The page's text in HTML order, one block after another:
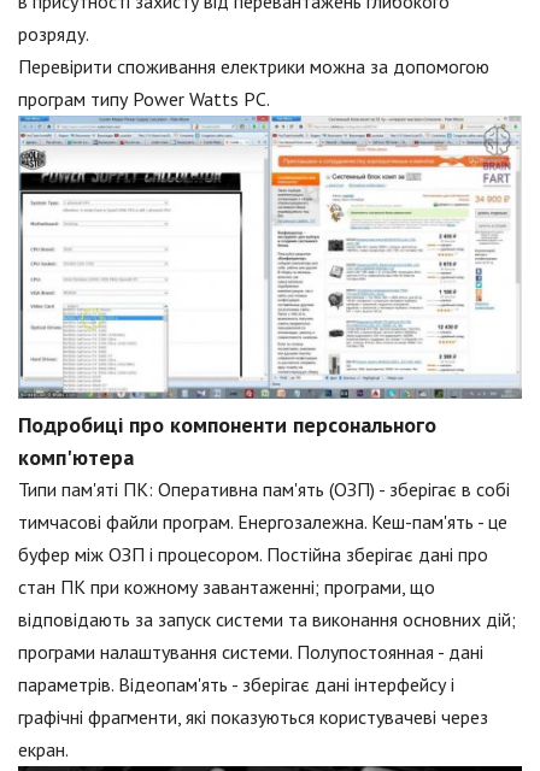
розряду.
Перевірити споживання електрики можна за допомогою
програм типу Power Watts PC.
Подробиці про компоненти персонального
комп'ютера
Типи пам'яті ПК: Оперативна пам'ять (ОЗП) - зберігає в собі
тимчасові файли програм. Енергозалежна. Кеш-пам'ять - це
буфер між ОЗП і процесором. Постійна зберігає дані про
стан ПК при кожному завантаженні; програми, що
відповідають за запуск системи та виконання основних дій;
програми налаштування системи. Полупостоянная - дані
параметрів. Відеопам'ять - зберігає дані інтерфейсу і
графічні фрагменти, які показуються користувачеві через
екран.